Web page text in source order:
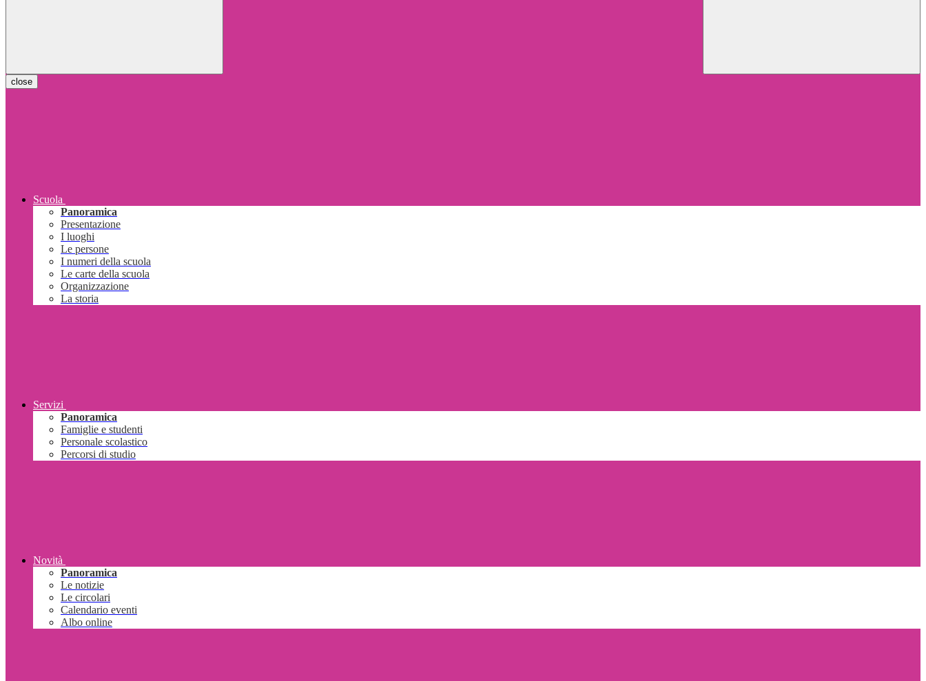
close
Scuola
Panoramica
Presentazione
I luoghi
Le persone
I numeri della scuola
Le carte della scuola
Organizzazione
La storia
Servizi
Panoramica
Famiglie e studenti
Personale scolastico
Percorsi di studio
Novità
Panoramica
Le notizie
Le circolari
Calendario eventi
Albo online